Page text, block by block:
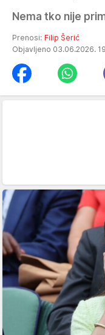
Nema tko nije
Prenosi: Filip Šerić
Objavljeno 03.06.2026.